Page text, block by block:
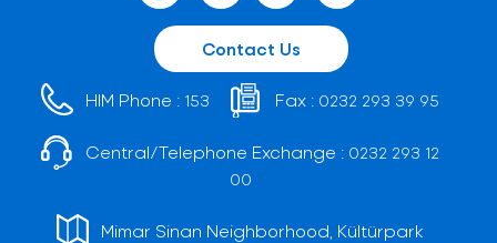
Contact Us
HIM Phone : 153 Fax : 0232 293 39 95
Central/Telephone Exchange : 0232 293 12
00
Mimar Sinan Neighborhood, Kültürpark